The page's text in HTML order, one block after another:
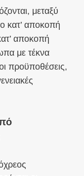
μεταξύ
κατ’ αποκοπή
αποκοπή
με τέκνα
προϋποθέσεις,